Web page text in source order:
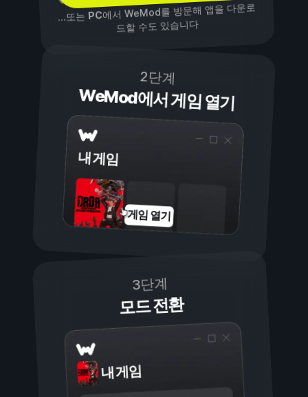
...또는PC에서 WeMod를 방문해 앱을 다운로
드할 수도 있습니다
2단계
WeMod에서 게임 열기
내 게임
게임 열기
3단계
모드 전환
내 게임